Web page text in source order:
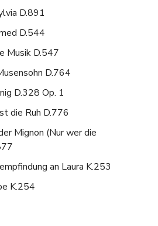
D.891
D.544
Musik D.547
D.764
D.328 Op. 1
die Ruh D.776
Mignon (Nur wer die
an Laura K.253
K.254